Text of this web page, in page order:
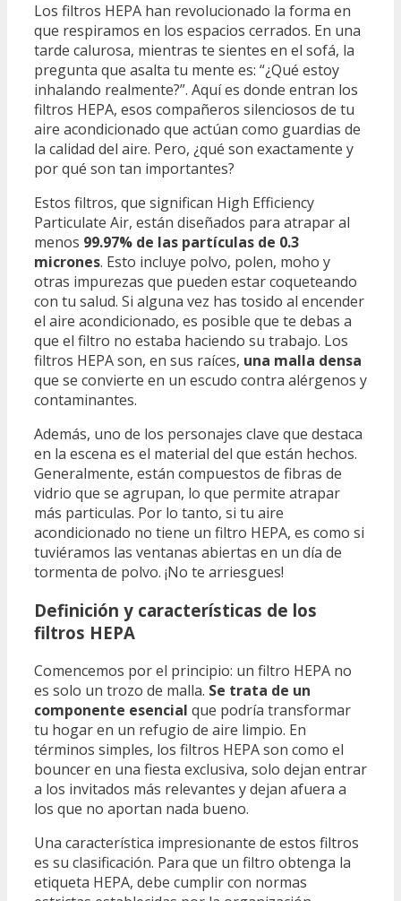
Los filtros HEPA han revolucionado la forma en
que respiramos en los espacios cerrados. En una
tarde calurosa, mientras te sientes en el sofá, la
pregunta que asalta tu mente es: “¿Qué estoy
inhalando realmente?”. Aquí es donde entran los
filtros HEPA, esos compañeros silenciosos de tu
aire acondicionado que actúan como guardias de
la calidad del aire. Pero, ¿qué son exactamente y
por qué son tan importantes?
Estos filtros, que significan High Efficiency
Particulate Air, están diseñados para atrapar al
menos 99.97% de las partículas de 0.3
micrones. Esto incluye polvo, polen, moho y
otras impurezas que pueden estar coqueteando
con tu salud. Si alguna vez has tosido al encender
el aire acondicionado, es posible que te debas a
que el filtro no estaba haciendo su trabajo. Los
filtros HEPA son, en sus raíces, una malla densa
que se convierte en un escudo contra alérgenos y
contaminantes.
Además, uno de los personajes clave que destaca
en la escena es el material del que están hechos.
Generalmente, están compuestos de fibras de
vidrio que se agrupan, lo que permite atrapar
más particulas. Por lo tanto, si tu aire
acondicionado no tiene un filtro HEPA, es como si
tuviéramos las ventanas abiertas en un día de
tormenta de polvo. ¡No te arriesgues!
Definición y características de los
filtros HEPA
Comencemos por el principio: un filtro HEPA no
es solo un trozo de malla. Se trata de un
componente esencial que podría transformar
tu hogar en un refugio de aire limpio. En
términos simples, los filtros HEPA son como el
bouncer en una fiesta exclusiva, solo dejan entrar
a los invitados más relevantes y dejan afuera a
los que no aportan nada bueno.
Una característica impresionante de estos filtros
es su clasificación. Para que un filtro obtenga la
etiqueta HEPA, debe cumplir con normas